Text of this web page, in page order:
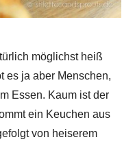
möglichst heiß
es ja aber Menschen,
Essen. Kaum ist der
ein Keuchen aus
von heiserem